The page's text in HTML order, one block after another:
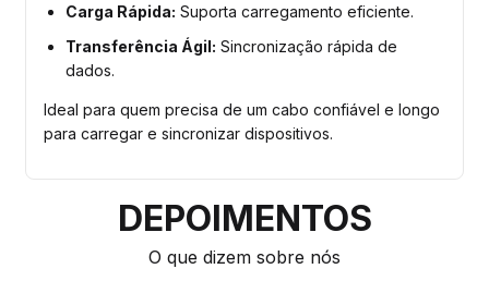
Carga Rápida: Suporta carregamento eficiente.
Transferência Ágil: Sincronização rápida de
dados.
Ideal para quem precisa de um cabo confiável e longo
para carregar e sincronizar dispositivos.
DEPOIMENTOS
O que dizem sobre nós